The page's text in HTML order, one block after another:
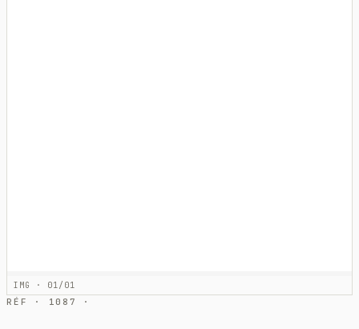
IMG · 01/01
RÉF · 1087 ·